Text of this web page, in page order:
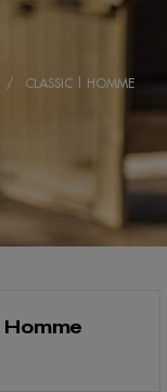
CLASSIC | HOMME